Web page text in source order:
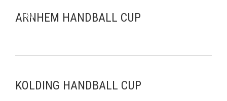
Arkiv
ARNHEM HANDBALL CUP
KOLDING HANDBALL CUP